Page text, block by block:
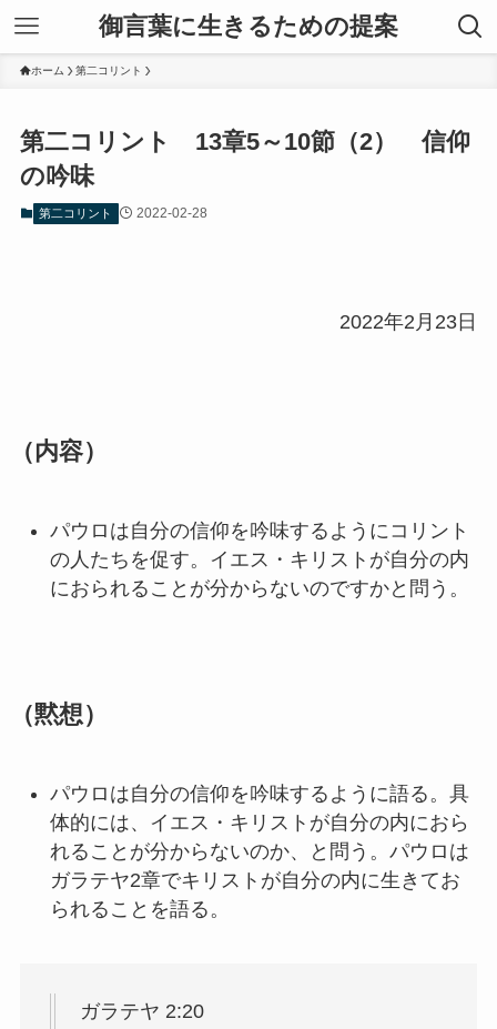
御言葉に生きるための提案
ホーム 第二コリント
第二コリント 13章5～10節（2） 信仰
の吟味
第二コリント 2022-02-28
2022年2月23日
（内容）
パウロは自分の信仰を吟味するようにコリント
の人たちを促す。イエス・キリストが自分の内
におられることが分からないのですかと問う。
（黙想）
パウロは自分の信仰を吟味するように語る。具
体的には、イエス・キリストが自分の内におら
れることが分からないのか、と問う。パウロは
ガラテヤ2章でキリストが自分の内に生きてお
られることを語る。
ガラテヤ 2:20